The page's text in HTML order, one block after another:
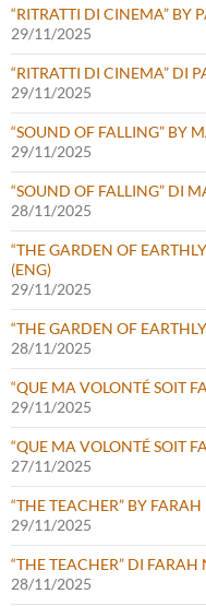
“RITRATTI DI CINEMA” BY
29/11/2025
“RITRATTI DI CINEMA” DI
29/11/2025
“SOUND OF FALLING” BY
29/11/2025
“SOUND OF FALLING” DI
28/11/2025
“THE GARDEN OF
(ENG)
29/11/2025
“THE GARDEN OF
28/11/2025
“QUE MA VOLONTÉ SOIT
29/11/2025
“QUE MA VOLONTÉ SOIT
27/11/2025
“THE TEACHER” BY
29/11/2025
“THE TEACHER” DI FARAH
28/11/2025